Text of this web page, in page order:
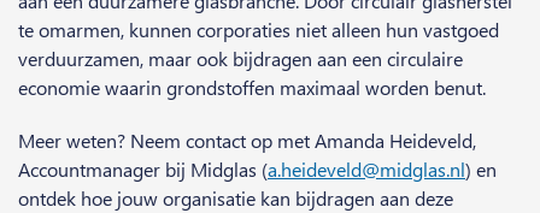
te omarmen, kunnen corporaties niet alleen hun vastgoed
verduurzamen, maar ook bijdragen aan een circulaire
economie waarin grondstoffen maximaal worden benut.
Meer weten? Neem contact op met Amanda Heideveld,
Accountmanager bij Midglas (a.heideveld@midglas.nl) en
ontdek hoe jouw organisatie kan bijdragen aan deze